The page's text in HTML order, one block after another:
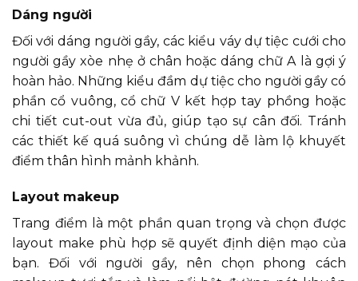
Dáng người
Đối với dáng người gầy, các kiểu váy dự tiệc cưới cho
người gầy xòe nhẹ ở chân hoặc dáng chữ A là gợi ý
hoàn hảo. Những kiểu đầm dự tiệc cho người gầy có
phần cổ vuông, cổ chữ V kết hợp tay phồng hoặc
chi tiết cut-out vừa đủ, giúp tạo sự cân đối. Tránh
các thiết kế quá suông vì chúng dễ làm lộ khuyết
điểm thân hình mảnh khảnh.
Layout makeup
Trang điểm là một phần quan trọng và chọn được
layout make phù hợp sẽ quyết định diện mạo của
bạn. Đối với người gầy, nên chọn phong cách